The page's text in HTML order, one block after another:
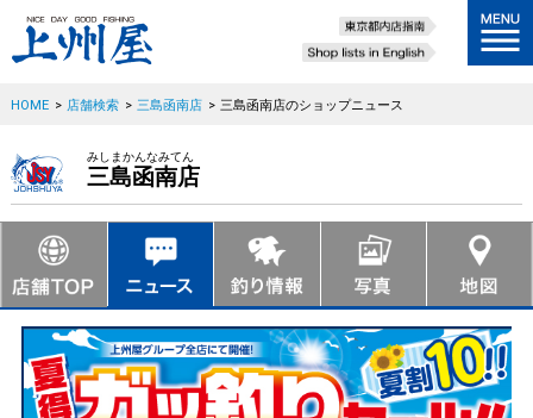
HOME > 店舗検索 > 三島函南店 > 三島函南店のショップニュース
みしまかんなみてん
三島函南店